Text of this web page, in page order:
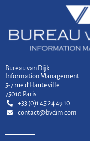
Bureau van Dijk
Information Management
5-7 rue d'Hauteville
75010 Paris
+33 (0)1 45 24 49 10
contact@bvdim.com